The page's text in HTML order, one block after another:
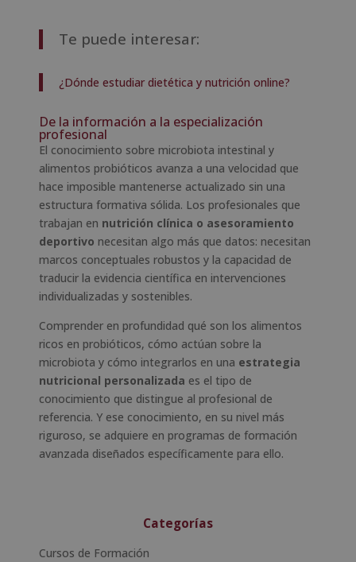
Te puede interesar:
¿Dónde estudiar dietética y nutrición online?
De la información a la especialización
profesional
El conocimiento sobre microbiota intestinal y
alimentos probióticos avanza a una velocidad que
hace imposible mantenerse actualizado sin una
estructura formativa sólida. Los profesionales que
trabajan en nutrición clínica o asesoramiento
deportivo necesitan algo más que datos: necesitan
marcos conceptuales robustos y la capacidad de
traducir la evidencia científica en intervenciones
individualizadas y sostenibles.
Comprender en profundidad qué son los alimentos
ricos en probióticos, cómo actúan sobre la
microbiota y cómo integrarlos en una estrategia
nutricional personalizada es el tipo de
conocimiento que distingue al profesional de
referencia. Y ese conocimiento, en su nivel más
riguroso, se adquiere en programas de formación
avanzada diseñados específicamente para ello.
Categorías
Cursos de Formación